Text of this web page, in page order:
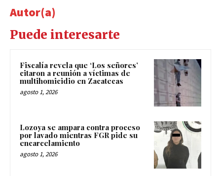
Autor(a)
Puede interesarte
Fiscalía revela que ‘Los señores’
citaron a reunión a víctimas de
multihomicidio en Zacatecas
agosto 1, 2026
Lozoya se ampara contra proceso
por lavado mientras FGR pide su
encarcelamiento
agosto 1, 2026